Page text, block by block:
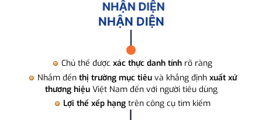
NHẬN DIỆN
Chủ thể được xác thực danh tính rõ ràng
Nhắm đến thị trường mục tiêuvà khẳng định xuất xứ
thương hiệuViệt Nam đến với người tiêu dùng
Lợi thế xếp hạng trên công cụ tìm kiếm